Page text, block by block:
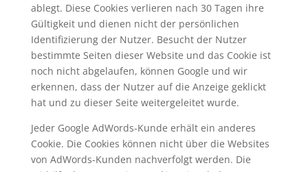
ablegt. Diese Cookies verlieren nach 30 Tagen ihre
Gültigkeit und dienen nicht der persönlichen
Identifizierung der Nutzer. Besucht der Nutzer
bestimmte Seiten dieser Website und das Cookie ist
noch nicht abgelaufen, können Google und wir
erkennen, dass der Nutzer auf die Anzeige geklickt
hat und zu dieser Seite weitergeleitet wurde.
Jeder Google AdWords-Kunde erhält ein anderes
Cookie. Die Cookies können nicht über die Websites
von AdWords-Kunden nachverfolgt werden. Die